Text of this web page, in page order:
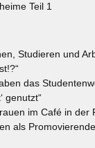
Teil 1
Studieren und
das
genutzt“
im Café in der
als